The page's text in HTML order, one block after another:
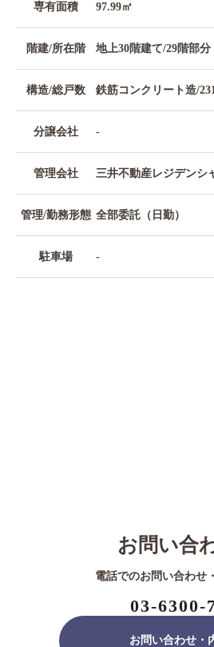
専有面積 97.99㎡
階建/所在階 地上30階建て/29階部分
構造/総戸数 鉄筋コンクリート造/
分譲会社 -
管理会社 三井不動産レジデンシ
管理/勤務形態 全部委託（日勤）
駐車場 -
お問い合
電話でのお問い合わせ
03-6300-
お問い合わせ・